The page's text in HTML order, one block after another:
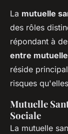
La mutuelle
des rôles
répondant à
entre
réside
risques
Mutuelle
Sociale
La mutuelle